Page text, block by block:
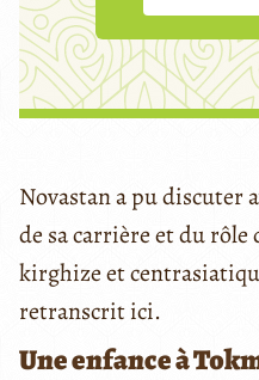
Novastan a pu discuter
de sa carrière et du rôle
kirghize et
retranscrit ici.
Une enfance à